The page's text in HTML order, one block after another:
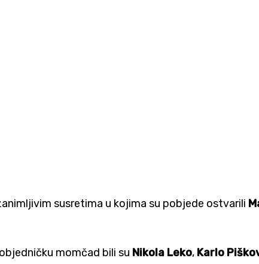
susretima u kojima su pobjede ostvarili
momčad bili su Nikola Leko, Karlo